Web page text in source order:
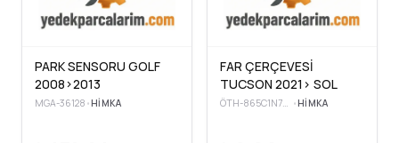
PARK SENSORU GOLF
2008>2013
MGA-36128 •HIMKA
FAR ÇERÇEVESİ
TUCSON 2021> SOL
•HIMKA